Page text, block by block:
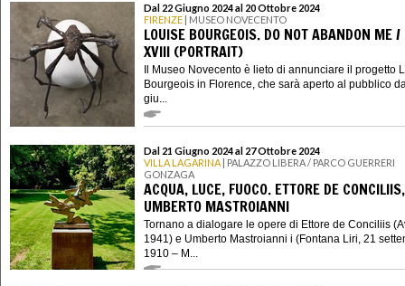
Dal 22 Giugno 2024 al 20 Ottobre 2024
FIRENZE | MUSEO NOVECENTO
LOUISE BOURGEOIS. DO NOT ABANDON ME /
XVIII (PORTRAIT)
Il Museo Novecento è lieto di annunciare il progetto
Bourgeois in Florence, che sarà aperto al pubblico
giu...
Dal 21 Giugno 2024 al 27 Ottobre 2024
VILLA LAGARINA | PALAZZO LIBERA / PARCO GUERRERI
GONZAGA
ACQUA, LUCE, FUOCO. ETTORE DE CONCILIIS,
UMBERTO MASTROIANNI
Tornano a dialogare le opere di Ettore de Conciliis
1941) e Umberto Mastroianni i (Fontana Liri, 21
1910 – M...